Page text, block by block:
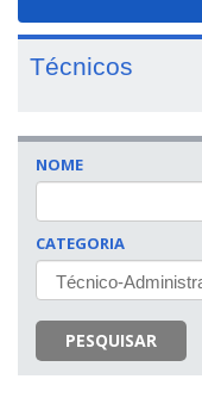
Técnicos
NOME
CATEGORIA
PESQUISAR